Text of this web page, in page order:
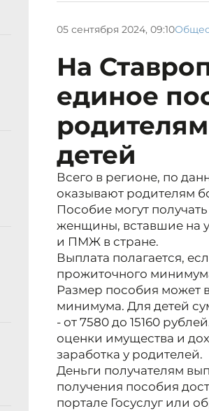
05 сентября 2024, 09:10
На
единое
детей
Всего в регионе, по
оказывают родителям
Пособие могут
женщины, вставшие на
и ПМЖ в стране.
Выплата полагается,
прожиточного
Размер пособия может
минимума. Для детей
- от 7580 до 15160
оценки имущества и
заработка у родителей.
Деньги получателям
получения пособия
портале Госуслуг или